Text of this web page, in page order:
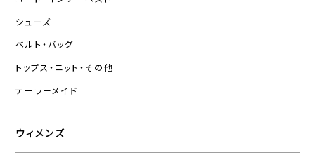
シューズ
ベルト・バッグ
トップス・ニット・その他
テーラーメイド
ウィメンズ